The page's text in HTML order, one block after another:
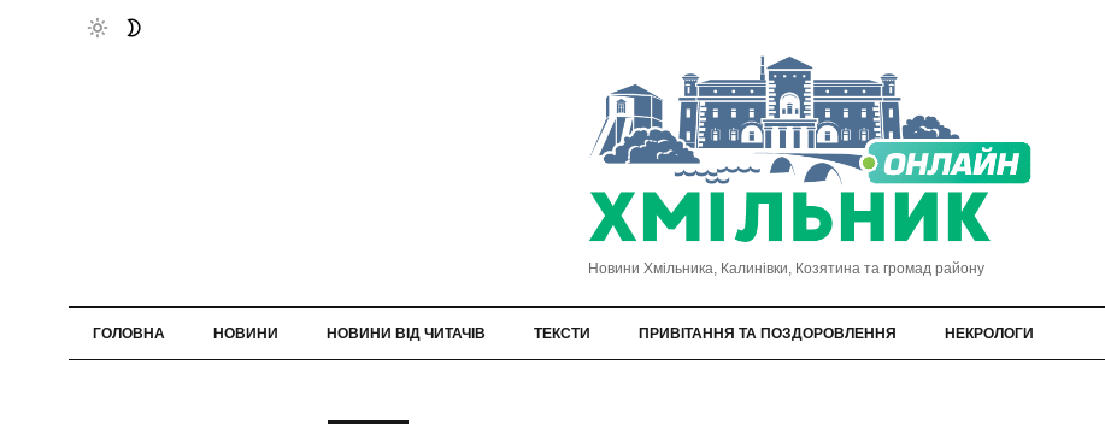
Новини Хмільника, Калинівки, Козятина та громад району
ГОЛОВНА НОВИНИ НОВИНИ ВІД ЧИТАЧІВ ТЕКСТИ ПРИВІТАННЯ ТА ПОЗДОРОВЛЕННЯ НЕКРОЛОГИ